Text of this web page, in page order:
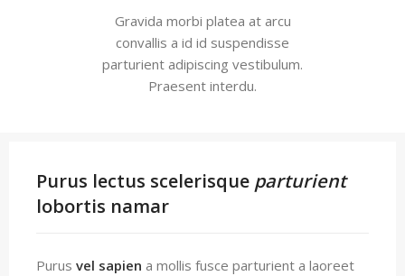
Gravida morbi platea at arcu
convallis a id id suspendisse
parturient adipiscing vestibulum.
Praesent interdu.
Purus lectus scelerisque parturient
lobortis namar
Purus vel sapien a mollis fusce parturient a laoreet